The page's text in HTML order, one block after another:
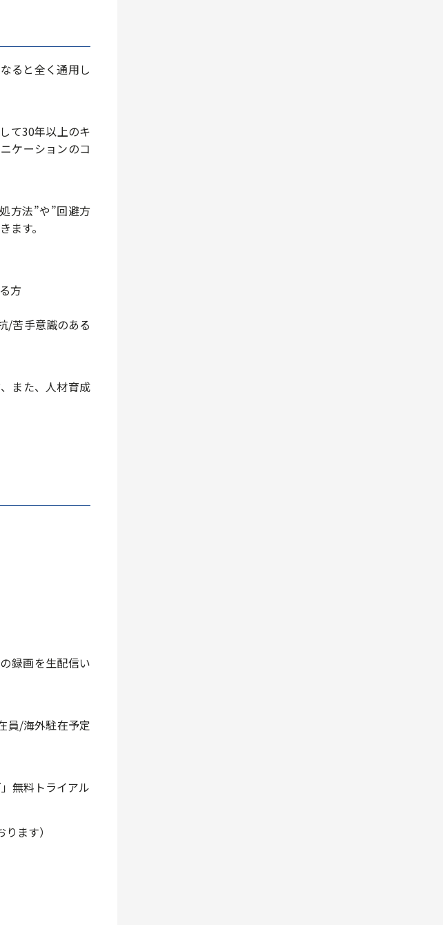
ると全く通用し
て30年以上のキ
ケーションのコ
方法”や”回避方
ます。
方
/苦手意識のある
また、人材育成
録画を生配信い
員/海外駐在予定
無料トライアル
ます）